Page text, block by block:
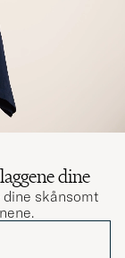
dine
dine skånsomt